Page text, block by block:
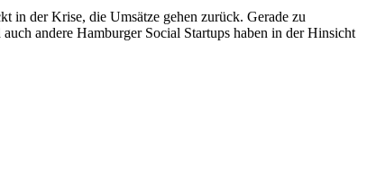
in der Krise, die Umsätze gehen zurück. Gerade zu
andere Hamburger Social Startups haben in der Hinsicht